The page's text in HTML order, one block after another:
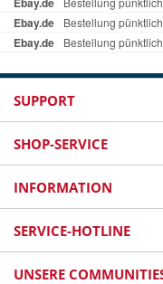
SUPPORT
SHOP-SERVICE
INFORMATION
SERVICE-HOTLINE
UNSERE